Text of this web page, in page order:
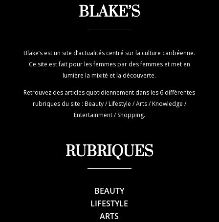
BLAKE’S
Blake’s est un site d’actualités centré sur la culture caribéenne.
Ce site est fait pour les femmes par des femmes et met en
lumière la mixité et la découverte.
Retrouvez des articles quotidiennement dans les 6 différentes
rubriques du site : Beauty / Lifestyle / Arts / Knowledge /
Entertainment / Shopping.
RUBRIQUES
BEAUTY
LIFESTYLE
ARTS